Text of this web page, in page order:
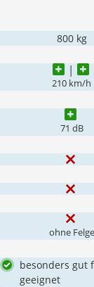
800 kg
210 km/h
71 dB
ohne Felge
besonders gut
geeignet